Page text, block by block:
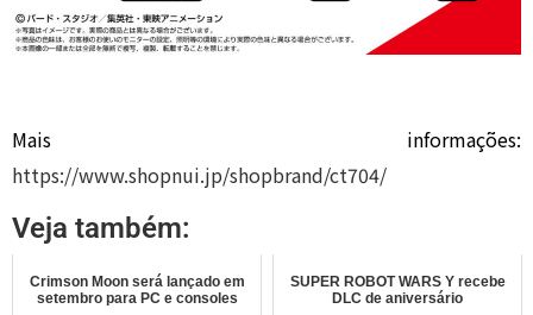
Mais informações:
https://www.shopnui.jp/shopbrand/ct704/
Veja também:
Crimson Moon será lançado em
setembro para PC e consoles
SUPER ROBOT WARS Y recebe
DLC de aniversário